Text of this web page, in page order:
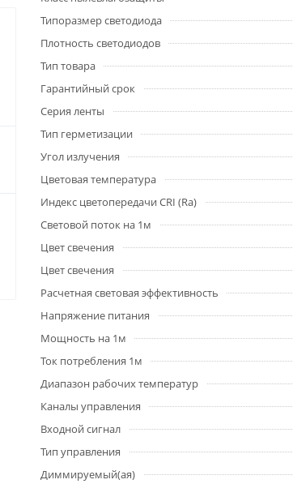
Типоразмер светодиода
Плотность светодиодов
Тип товара
Гарантийный срок
Серия ленты
Тип герметизации
Угол излучения
Цветовая температура
Индекс цветопередачи CRI (Ra)
Световой поток на 1м
Цвет свечения
Цвет свечения
Расчетная световая эффективность
Напряжение питания
Мощность на 1м
Ток потребления 1м
Диапазон рабочих температур
Каналы управления
Входной сигнал
Тип управления
Диммируемый(ая)